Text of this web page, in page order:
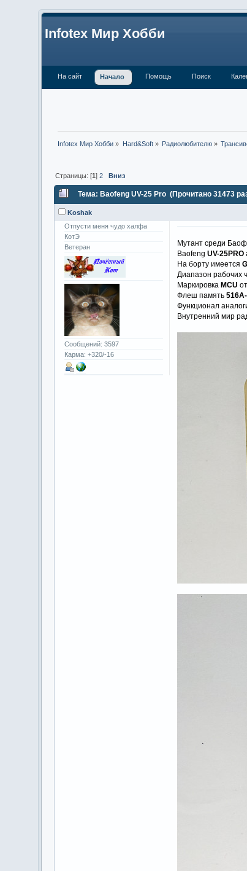
Infotex Мир Хобби
На сайт Начало Помощь Поиск
Infotex Мир Хобби » Hard&Soft» Радиолюбителю »
Страницы: [1]2 Вниз
Тема: Baofeng UV-25 Pro (Прочитано 31473
Koshak
Отпусти меня чудо халфа
КотЭ
Ветеран
Сообщений: 3597
Карма: +320/-16
Мутант среди
Baofeng UV-25PRO
На борту имеется
Диапазон рабочих
Маркировка MCU
Флеш память 516A-
Функционал
Внутренний мир